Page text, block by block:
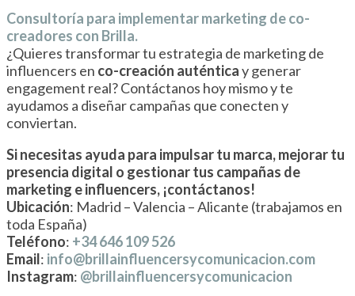
Consultoría para implementar marketing de co-
creadores con Brilla.
¿Quieres transformar tu estrategia de marketing de
influencers en co-creación auténticay generar
engagement real? Contáctanos hoy mismo y te
ayudamos a diseñar campañas que conecten y
conviertan.
Si necesitas ayuda para impulsar tu marca, mejorar tu
presencia digital o gestionar tus campañas de
marketing e influencers, ¡contáctanos!
Ubicación: Madrid – Valencia – Alicante (trabajamos en
toda España)
Teléfono: +34 646 109 526
Email: info@brillainfluencersycomunicacion.com
Instagram: @brillainfluencersycomunicacion